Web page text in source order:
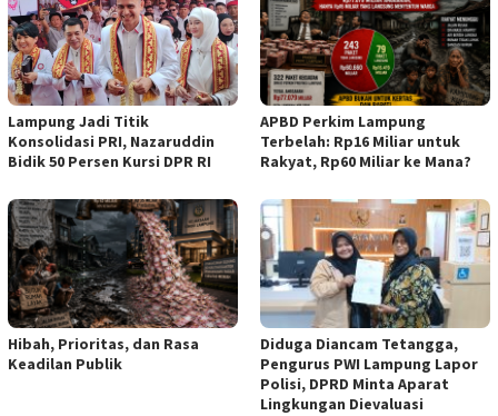
Lampung Jadi Titik
Konsolidasi PRI, Nazaruddin
Bidik 50 Persen Kursi DPR RI
APBD Perkim Lampung
Terbelah: Rp16 Miliar untuk
Rakyat, Rp60 Miliar ke Mana?
Hibah, Prioritas, dan Rasa
Keadilan Publik
Diduga Diancam Tetangga,
Pengurus PWI Lampung Lapor
Polisi, DPRD Minta Aparat
Lingkungan Dievaluasi